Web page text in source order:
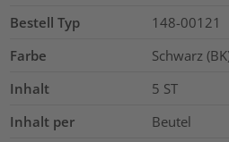
Bestell Typ
148-00121
Farbe
Schwarz
Inhalt
5 ST
Inhalt per
Beutel